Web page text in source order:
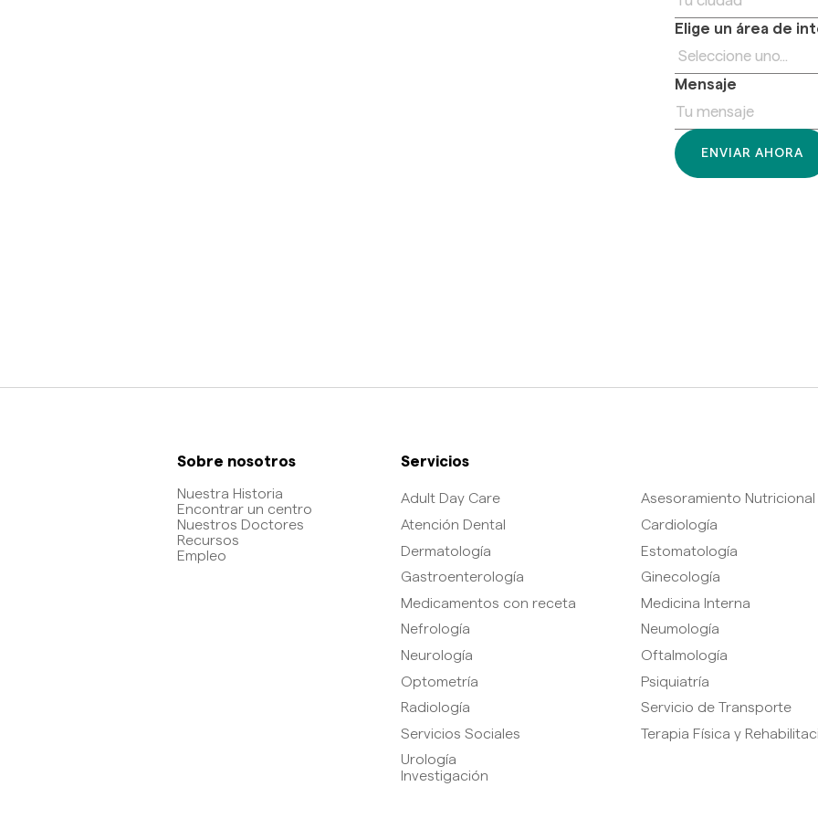
Elige un área de
Mensaje
Sobre nosotros
Nuestra Historia
Encontrar un centro
Nuestros Doctores
Recursos
Empleo
Servicios
Adult Day Care
Asesoramiento Nutricional
Atención Dental
Cardiología
Dermatología
Estomatología
Gastroenterología
Ginecología
Medicamentos con receta
Medicina Interna
Nefrología
Neumología
Neurología
Oftalmología
Optometría
Psiquiatría
Radiología
Servicio de Transporte
Servicios Sociales
Terapia Física y
Urología
Investigación